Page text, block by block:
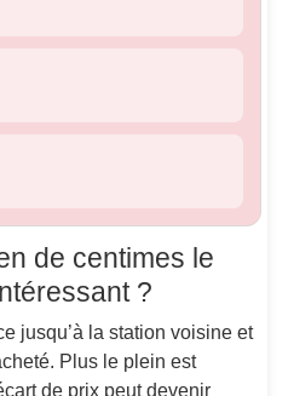
de centimes le
?
jusqu’à la station voisine et
Plus le plein est
de prix peut devenir